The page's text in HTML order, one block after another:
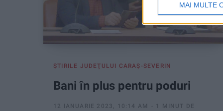
MAI MULTE
ŞTIRILE JUDEŢULUI CARAŞ-SEVERIN
Bani în plus pentru poduri
12 IANUARIE 2023, 10:14 AM
1 MINUT DE